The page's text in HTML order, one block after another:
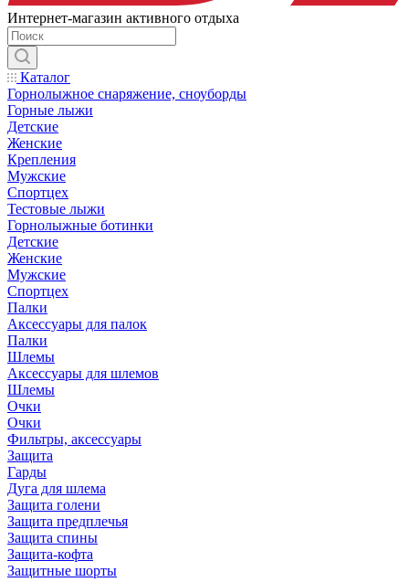
Интернет-магазин активного отдыха
Каталог
Горнолыжное снаряжение, сноуборды
Горные лыжи
Детские
Женские
Крепления
Мужские
Спортцех
Тестовые лыжи
Горнолыжные ботинки
Детские
Женские
Мужские
Спортцех
Палки
Аксессуары для палок
Палки
Шлемы
Аксессуары для шлемов
Шлемы
Очки
Очки
Фильтры, аксессуары
Защита
Гарды
Дуга для шлема
Защита голени
Защита предплечья
Защита спины
Защита-кофта
Защитные шорты